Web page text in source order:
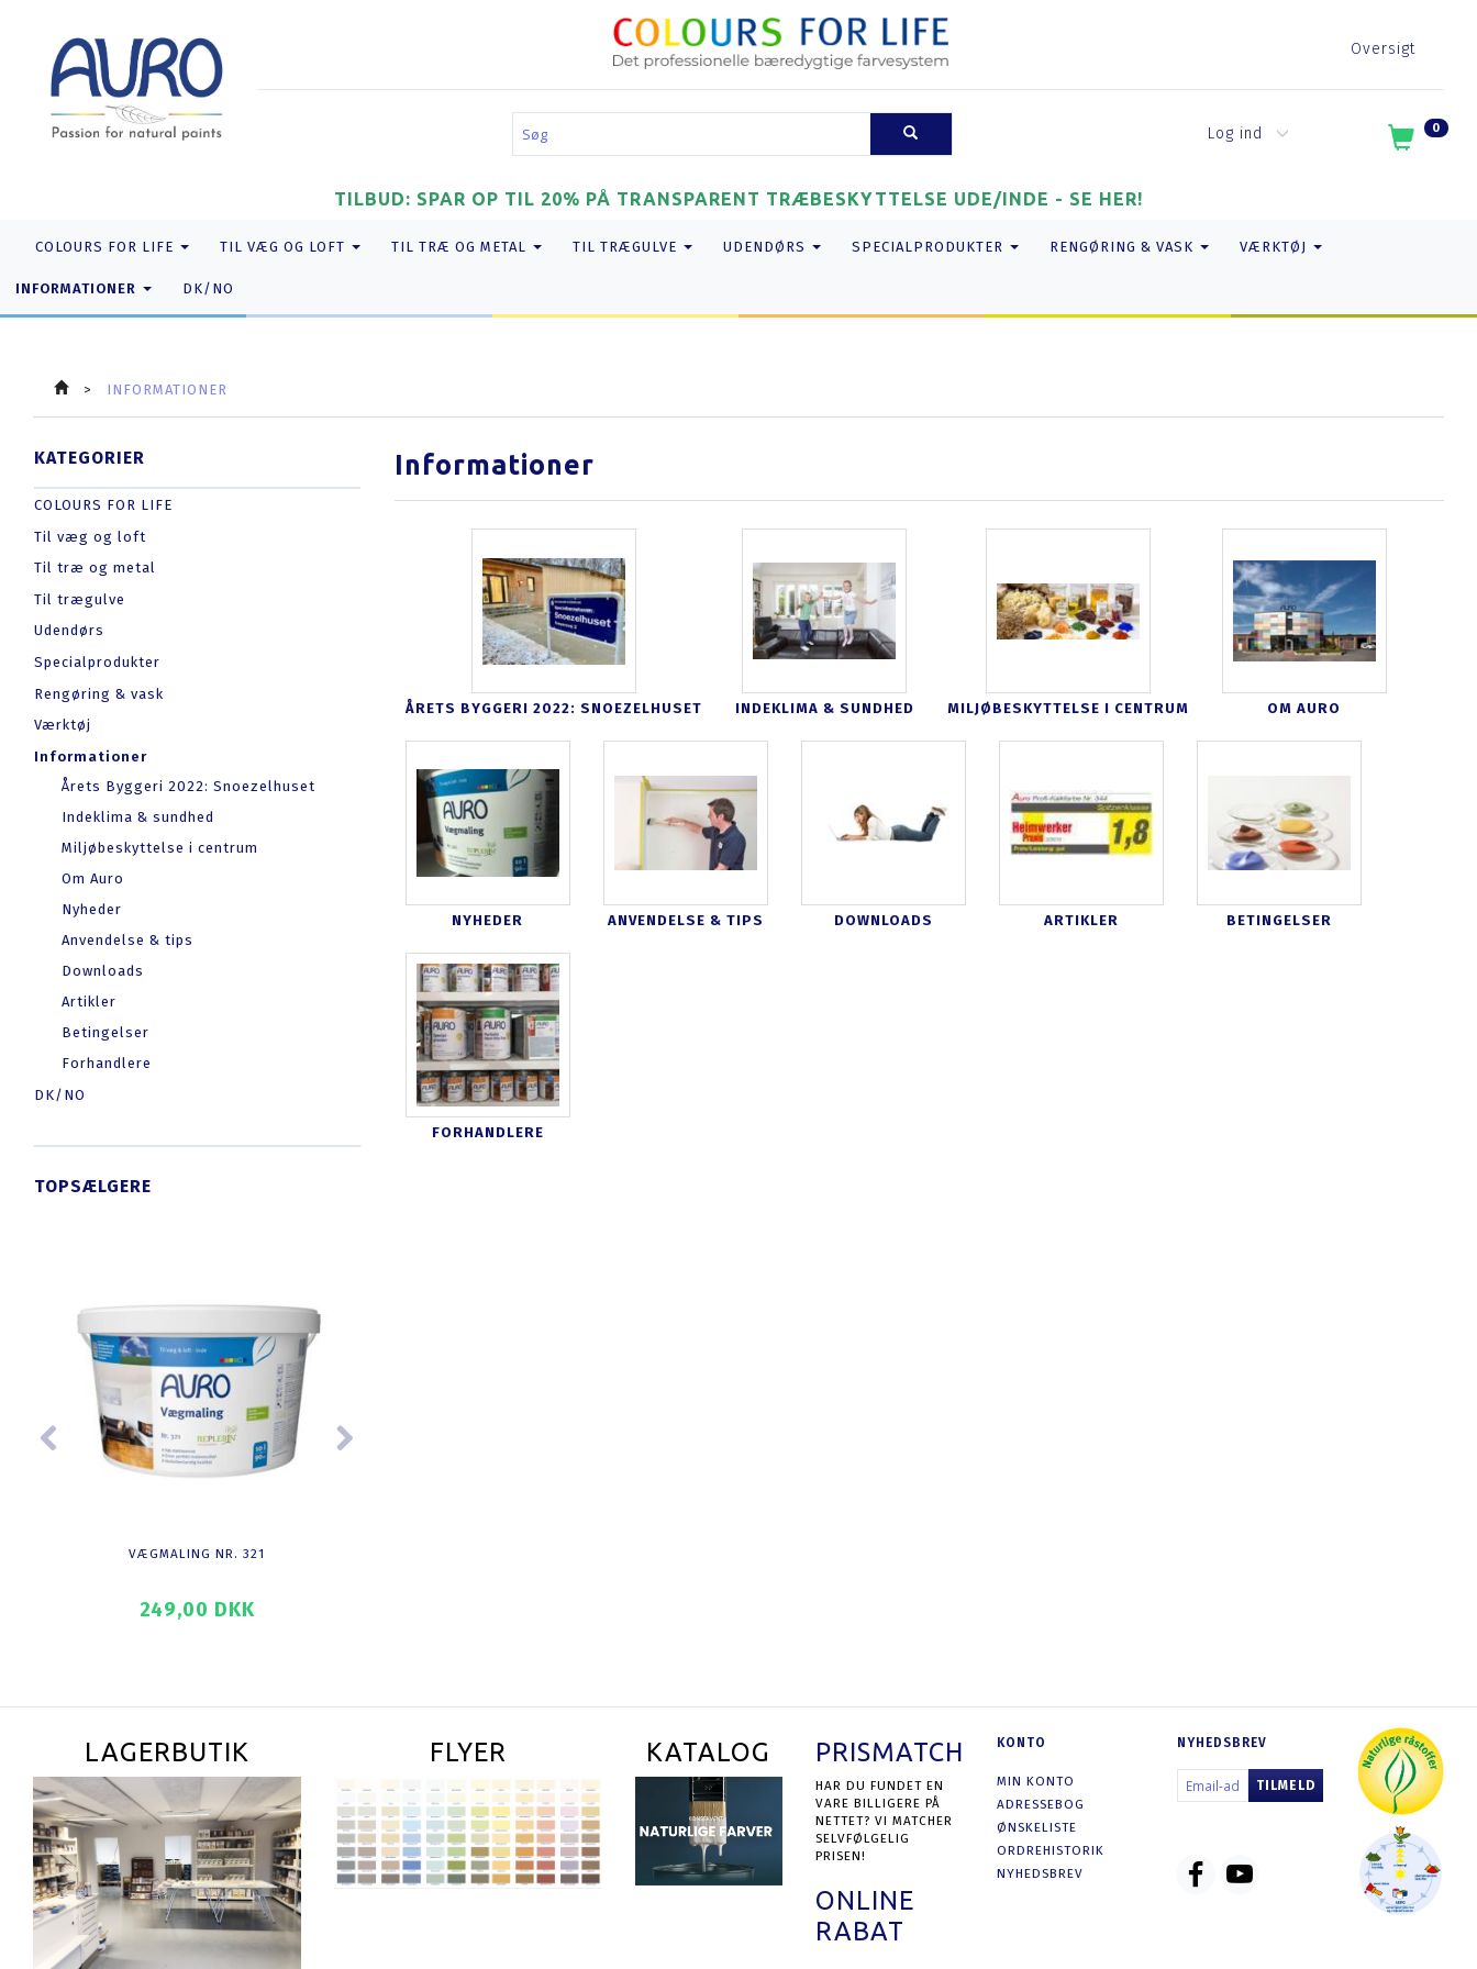
Oversigt
0
Log ind
TILBUD: SPAR OP TIL 20% PÅ TRANSPARENT TRÆBESKYTTELSE UDE/INDE - SE HER!
COLOURS FOR LIFE TIL VÆG OG LOFT TIL TRÆ OG METAL TIL TRÆGULVE UDENDØRS SPECIALPRODUKTER RENGØRING & VASK VÆRKTØJ
INFORMATIONER DK/NO
INFORMATIONER
KATEGORIER
COLOURS FOR LIFE
Til væg og loft
Til træ og metal
Til trægulve
Udendørs
Specialprodukter
Rengøring & vask
Værktøj
Informationer
Årets Byggeri 2022: Snoezelhuset
Indeklima & sundhed
Miljøbeskyttelse i centrum
Om Auro
Nyheder
Anvendelse & tips
Downloads
Artikler
Betingelser
Forhandlere
DK/NO
TOPSÆLGERE
VÆGMALING NR. 321
249,00 DKK
Informationer
ÅRETS BYGGERI 2022: SNOEZELHUSET INDEKLIMA & SUNDHED MILJØBESKYTTELSE I CENTRUM OM AURO
NYHEDER ANVENDELSE & TIPS DOWNLOADS ARTIKLER BETINGELSER
FORHANDLERE
LAGERBUTIK FLYER KATALOG PRISMATCH
HAR DU FUNDET EN
VARE BILLIGERE PÅ
NETTET? VI MATCHER
SELVFØLGELIG
PRISEN!
ONLINE
RABAT
KONTO
MIN KONTO
ADRESSEBOG
ØNSKELISTE
ORDREHISTORIK
NYHEDSBREV
NYHEDSBREV
EMAIL-
ADRESSE
TILMELD